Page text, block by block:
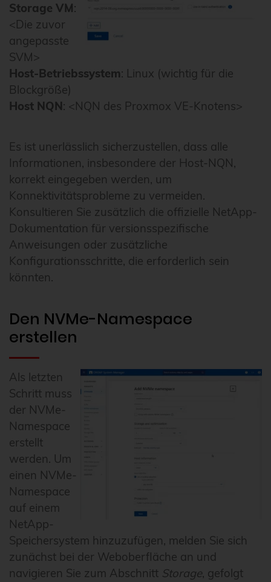
Storage VM:
<Die zuvor
angepasste
SVM>
Host-Betriebssystem: Linux (wichtig für die
Blockgröße)
Host NQN: <NQN des Proxmox VE-Knotens>
Es ist unerlässlich sicherzustellen, dass alle
Informationen, insbesondere der Host-NQN,
korrekt eingegeben werden, um
Konnektivitätsprobleme zu vermeiden.
Konsultieren Sie zusätzlich die offizielle NetApp-
Dokumentation für versionsspezifische
Anweisungen oder zusätzliche
Konfigurationsschritte, die erforderlich sein
könnten.
Den NVMe-Namespace
erstellen
Als letzten
Schritt muss
der NVMe-
Namespace
erstellt
werden. Um
einen NVMe-
Namespace
auf einem
NetApp-
Speichersystem hinzuzufügen, melden Sie sich
zunächst bei der Weboberfläche an und
navigieren Sie zum Abschnitt Storage, gefolgt